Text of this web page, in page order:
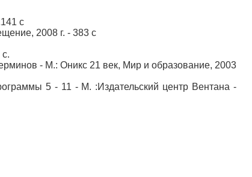
с
2008 г. - 383 с
- М.: Оникс 21 век, Мир и образование, 2003
5 - 11 - М. :Издательский центр Вентана -